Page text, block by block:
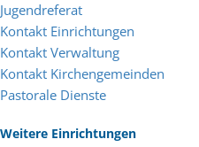
Jugendreferat
Kontakt Einrichtungen
Kontakt Verwaltung
Kontakt Kirchengemeinden
Pastorale Dienste
Weitere Einrichtungen